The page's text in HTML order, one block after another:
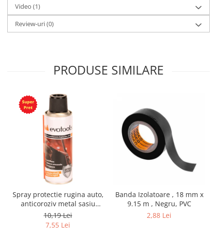
Video (1)
Review-uri(0)
PRODUSE SIMILARE
Spray protectie rugina auto,
anticoroziv metal sasiu
praguri usi aerosol, 200 ml
10,19 Lei
7,55 Lei
Banda Izolatoare , 18 mm x
9.15 m , Negru, PVC
2,88 Lei